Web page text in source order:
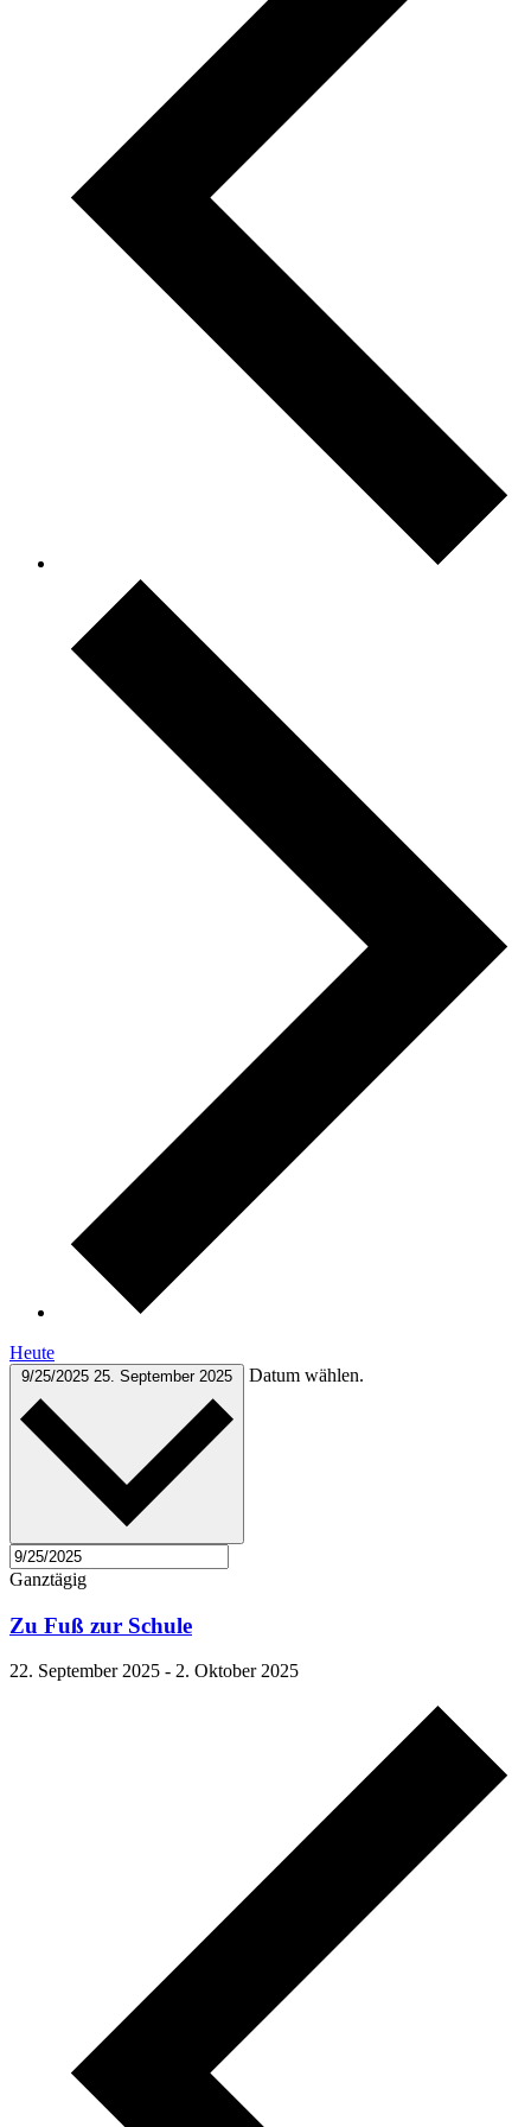
Heute
9/25/2025 25. September 2025 Datum wählen.
Ganztägig
Zu Fuß zur Schule
22. September 2025 - 2. Oktober 2025